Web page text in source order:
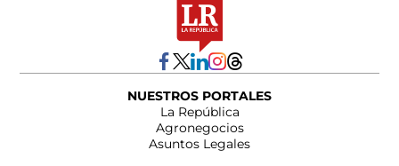
NUESTROS PORTALES
La República
Agronegocios
Asuntos Legales